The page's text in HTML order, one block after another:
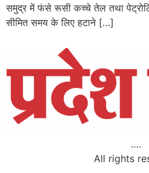
समुद्र में फंसे रूसी कच्चे तेल तथा
सीमित समय के लिए हटाने […]
….
All rights